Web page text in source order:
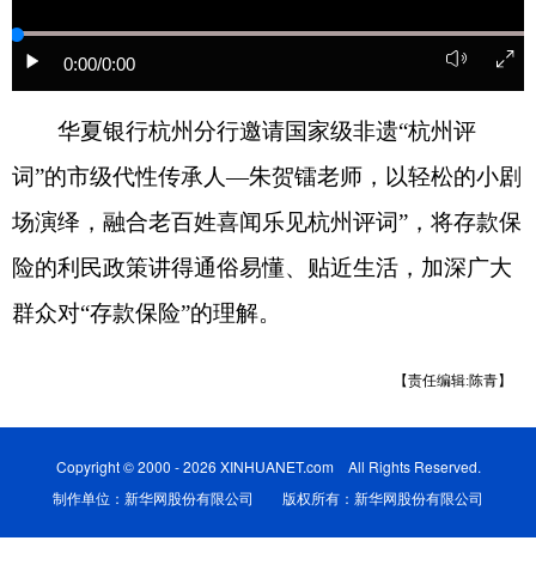
0:00/0:00
华夏银行杭州分行邀请国家级非遗“杭州评
词”的市级代性传承人—朱贺镭老师，以轻松的小剧
场演绎，融合老百姓喜闻乐见杭州评词”，将存款保
险的利民政策讲得通俗易懂、贴近生活，加深广大
群众对“存款保险”的理解。
【责任编辑:陈青】
Copyright © 2000 - 2026 XINHUANET.com All Rights Reserved.
制作单位：新华网股份有限公司 版权所有：新华网股份有限公司